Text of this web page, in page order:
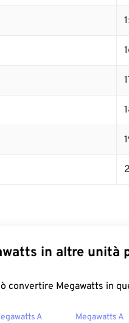
in altre unità
convertire Megawatts in
A
Megawatts A